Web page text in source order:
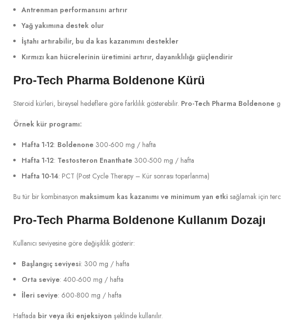
Antrenman performansını artırır
Yağ yakımına destek olur
İştahı artırabilir, bu da kas kazanımını destekler
Kırmızı kan hücrelerinin üretimini artırır, dayanıklılığı güçlendirir
Pro-Tech Pharma Boldenone Kürü
Steroid kürleri, bireysel hedeflere göre farklılık gösterebilir. Pro-Tech Pharma Boldenone
Örnek kür programı:
Hafta 1-12: Boldenone 300-600 mg / hafta
Hafta 1-12: Testosteron Enanthate 300-500 mg / hafta
Hafta 10-14: PCT (Post Cycle Therapy – Kür sonrası toparlanma)
Bu tür bir kombinasyon maksimum kas kazanımı ve minimum yan etki sağlamak için
Pro-Tech Pharma Boldenone Kullanım Dozajı
Kullanıcı seviyesine göre değişiklik gösterir:
Başlangıç seviyesi: 300 mg / hafta
Orta seviye: 400-600 mg / hafta
İleri seviye: 600-800 mg / hafta
Haftada bir veya iki enjeksiyon şeklinde kullanılır.